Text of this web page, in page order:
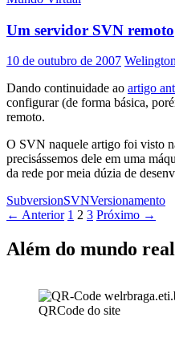
Um servidor SVN remoto
10 de outubro de 2007
Dando continuidade ao artigo
configurar (de forma básica,
remoto.
O SVN naquele artigo foi visto
precisássemos dele em uma
da rede por meia dúzia de
SubversionSVNVersionamento
Navegação
posts
← Anterior 1 2 3 Próximo →
Além do mundo real
QRCode do site